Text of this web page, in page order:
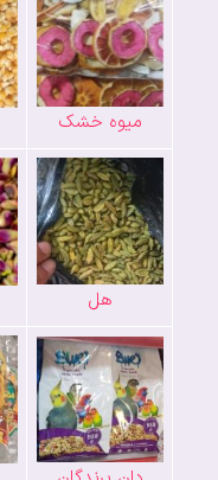
میوه خشک
هل